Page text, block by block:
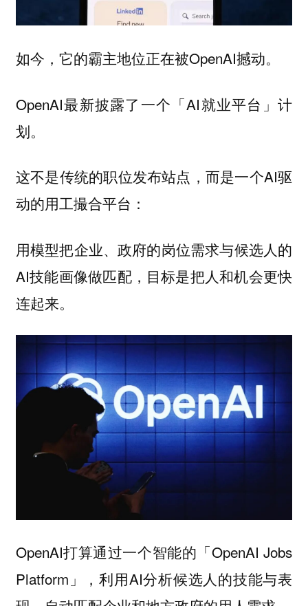
如今，它的霸主地位正在被OpenAI撼动。
OpenAI最新披露了一个「AI就业平台」计
划。
这不是传统的职位发布站点，而是一个AI驱
动的用工撮合平台：
用模型把企业、政府的岗位需求与候选人的
AI技能画像做匹配，目标是把人和机会更快
连起来。
OpenAI打算通过一个智能的「OpenAI Jobs
Platform」，利用AI分析候选人的技能与表